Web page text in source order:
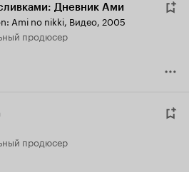
Дневник Ами
Ami no nikki, Видео, 2005
продюсер
продюсер